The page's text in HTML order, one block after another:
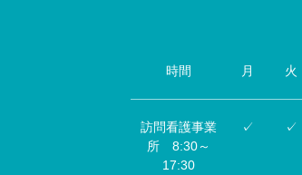
時間 月 火
訪問看護事業
所 8:30～
17:30
✓ ✓